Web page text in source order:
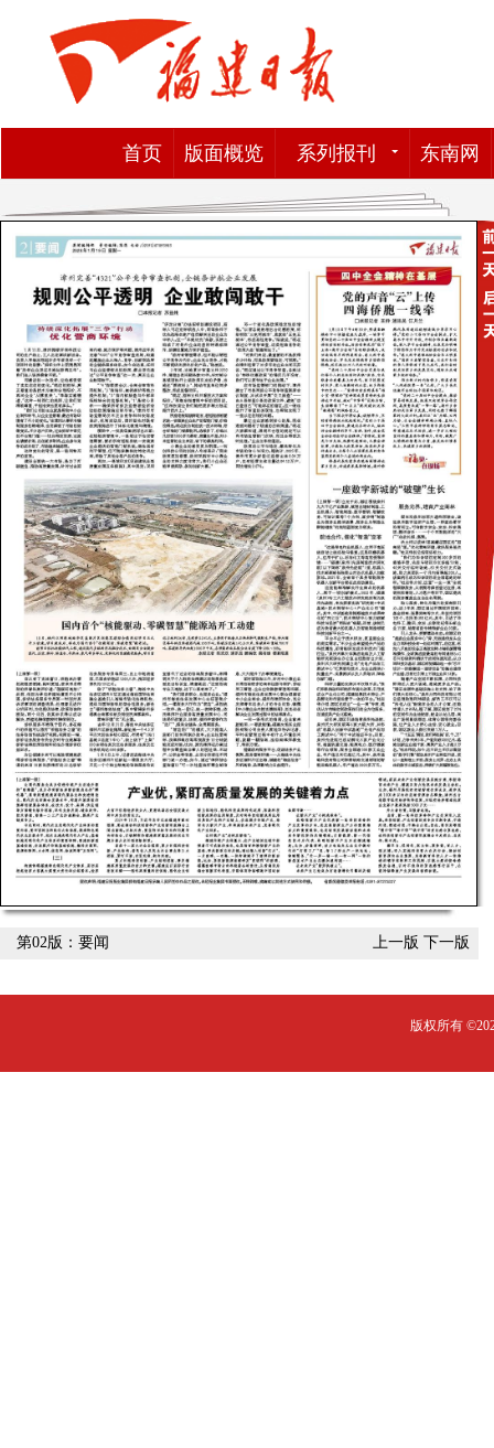
首页 版面概览 系列报刊 东南网
第02版：要闻 上一版 下一版
版权所有